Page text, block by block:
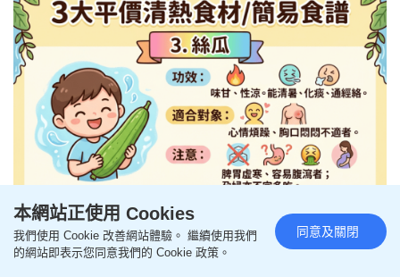
本網站正使用 Cookies
我們使用 Cookie 改善網站體驗。 繼續使用我們
的網站即表示您同意我們的 Cookie 政策。
同意及關閉